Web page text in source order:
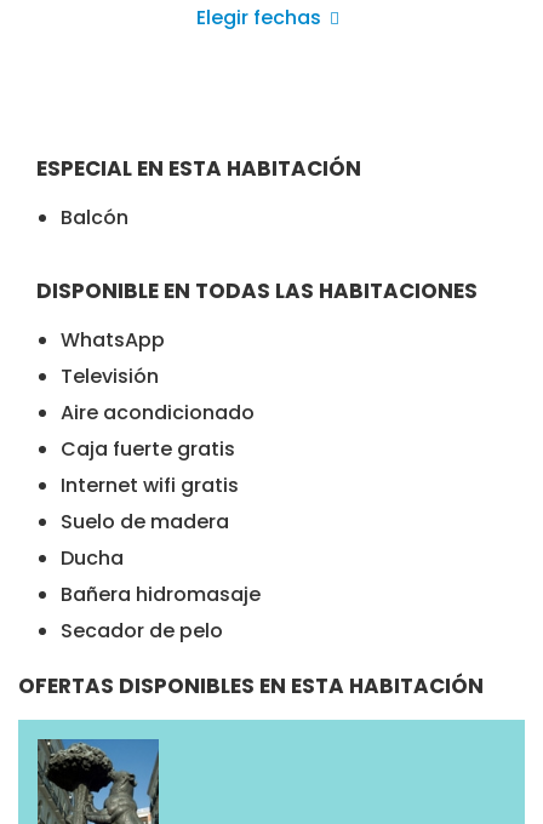
Elegir fechas
ESPECIAL EN ESTA HABITACIÓN
Balcón
DISPONIBLE EN TODAS LAS HABITACIONES
WhatsApp
Televisión
Aire acondicionado
Caja fuerte gratis
Internet wifi gratis
Suelo de madera
Ducha
Bañera hidromasaje
Secador de pelo
OFERTAS DISPONIBLES EN ESTA HABITACIÓN